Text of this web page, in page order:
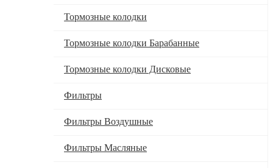
Тормозные колодки
Тормозные колодки Барабанные
Тормозные колодки Дисковые
Фильтры
Фильтры Воздушные
Фильтры Масляные